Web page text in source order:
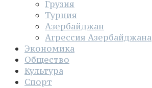
Грузия
Турция
Азербайджан
Агрессия Азербайджана
Экономика
Общество
Культура
Спорт